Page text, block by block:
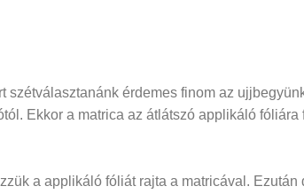
szétválasztanánk érdemes finom az
Ekkor a matrica az átlátszó applikáló
a applikáló fóliát rajta a matricával.